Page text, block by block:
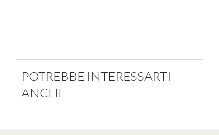
POTREBBE INTERESSARTI
ANCHE